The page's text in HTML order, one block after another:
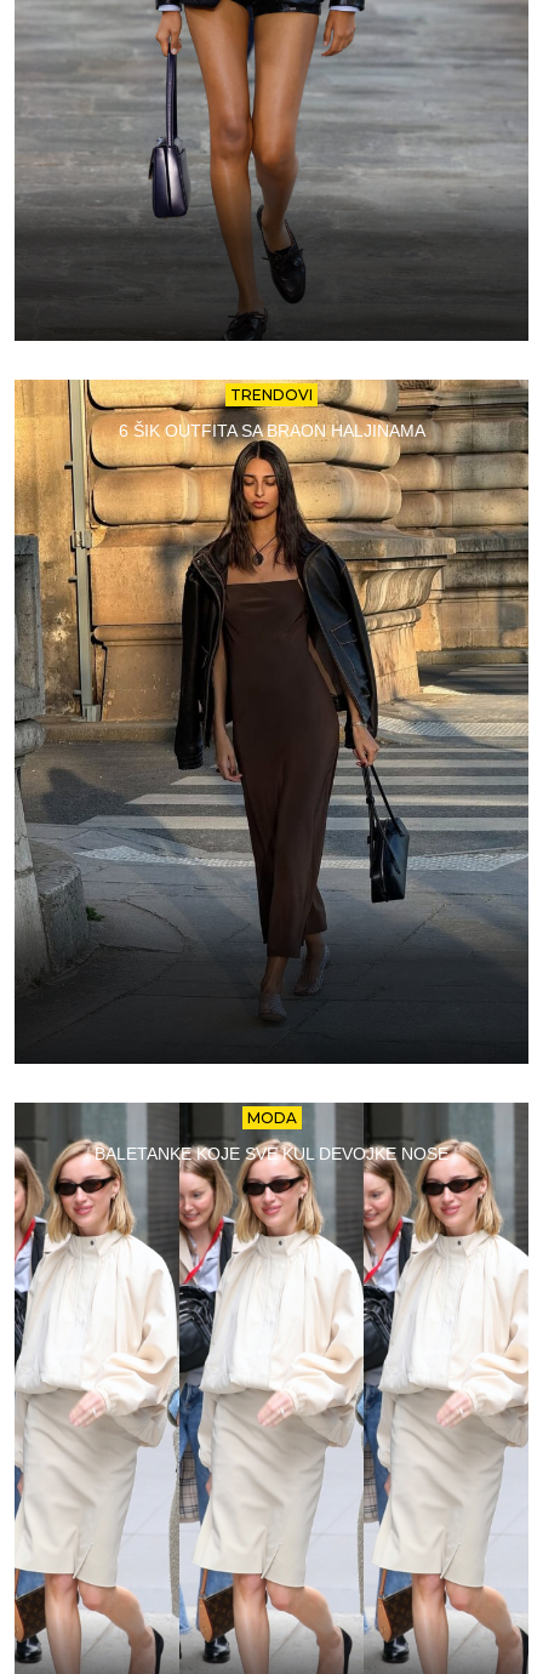
TRENDOVI
6 ŠIK OUTFITA SA BRAON HALJINAMA
MODA
BALETANKE KOJE SVE KUL DEVOJKE NOSE